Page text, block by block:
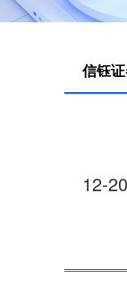
信钰
12-20